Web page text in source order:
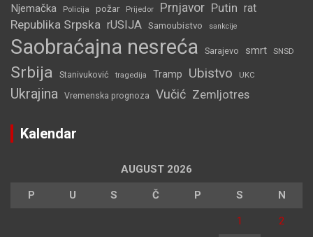
Njemačka Policija požar Prijedor Prnjavor Putin rat
Republika Srpska rUSIJA Samoubistvo sankcije
Saobraćajna nesreća Sarajevo smrt SNSD
Srbija Stanivuković tragedija Tramp Ubistvo UKC
Ukrajina Vremenska prognoza Vučić Zemljotres
Kalendar
AUGUST 2026
P U S Č P S N
1 2